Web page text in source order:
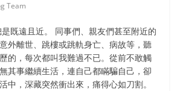
Team
既遠且近。 同事們、親友們甚至附近的
外離世、跳樓或跳軌身亡、病故等，聽
的，每次都叫我難過不已。從前不敢觸
其事繼續生活，連自己都瞞騙自己，卻
中，深藏突然衝出來，痛得心如刀割。